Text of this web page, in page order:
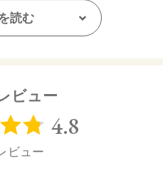
ラーパールが瞬く間に輝き
ラシで適量をとり、まぶた
読む
ビュー